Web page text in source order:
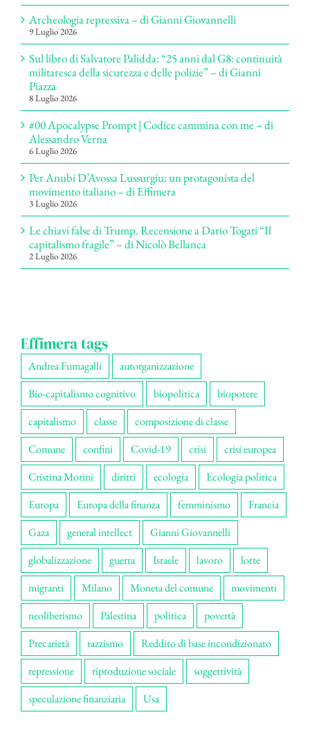
Archeologia repressiva – di Gianni Giovannelli
9 Luglio 2026
Sul libro di Salvatore Palidda: “25 anni dal G8: continuità
militaresca della sicurezza e delle polizie” – di Gianni
Piazza
8 Luglio 2026
#00 Apocalypse Prompt | Codice cammina con me – di
Alessandro Verna
6 Luglio 2026
Per Anubi D’Avossa Lussurgiu: un protagonista del
movimento italiano – di Effimera
3 Luglio 2026
Le chiavi false di Trump. Recensione a Dario Togati “Il
capitalismo fragile” – di Nicolò Bellanca
2 Luglio 2026
Effimera tags
Andrea Fumagalli
autorganizzazione
Bio-capitalismo cognitivo
biopolitica
biopotere
capitalismo
classe
composizione di classe
Comune
confini Covid-19 crisi
crisi europea
Cristina Morini
diritti ecologia
Ecologia politica
Europa
Europa della finanza femminismo
Francia
Gaza
general intellect
Gianni Giovannelli
globalizzazione
guerra Israele lavoro
lotte
migranti
Milano Moneta del comune
movimenti
neoliberismo
Palestina politica
povertà
Precarietà
razzismo
Reddito di base incondizionato
repressione
riproduzione sociale
soggettività
speculazione finanziaria
Usa